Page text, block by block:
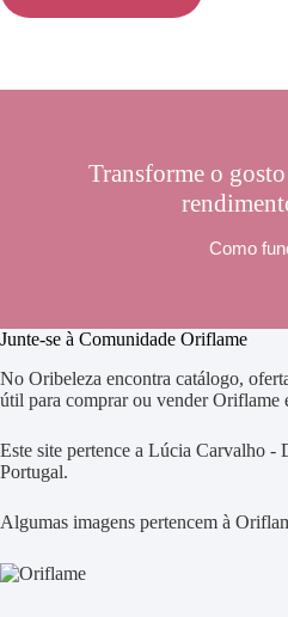
Transforme o
Como
Junte-se à Comunidade Oriflame
No Oribeleza encontra catálogo,
útil para comprar ou vender Oriflame
Este site pertence a Lúcia Carvalho -
Portugal.
Algumas imagens pertencem à